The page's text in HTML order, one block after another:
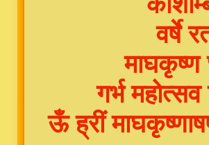
वर्षे
माघकृष्ण
गर्भ
ऊँ ह्रीं